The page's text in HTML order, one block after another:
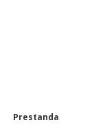
Prestanda